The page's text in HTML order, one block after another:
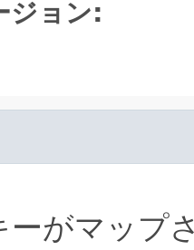
ジョン:
ーがマップ